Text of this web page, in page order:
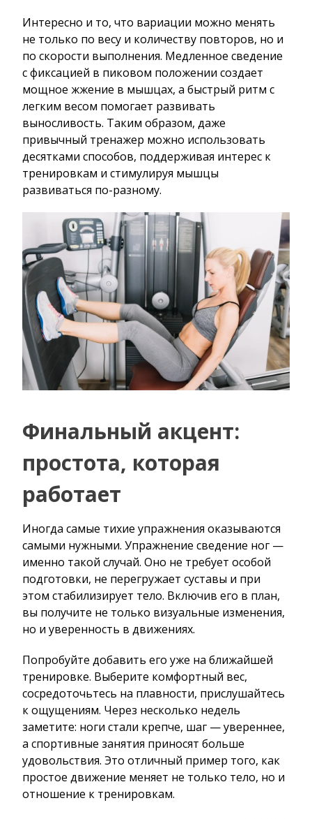
Интересно и то, что вариации можно менять
не только по весу и количеству повторов, но и
по скорости выполнения. Медленное сведение
с фиксацией в пиковом положении создает
мощное жжение в мышцах, а быстрый ритм с
легким весом помогает развивать
выносливость. Таким образом, даже
привычный тренажер можно использовать
десятками способов, поддерживая интерес к
тренировкам и стимулируя мышцы
развиваться по-разному.
Финальный акцент:
простота, которая
работает
Иногда самые тихие упражнения оказываются
самыми нужными. Упражнение сведение ног —
именно такой случай. Оно не требует особой
подготовки, не перегружает суставы и при
этом стабилизирует тело. Включив его в план,
вы получите не только визуальные изменения,
но и уверенность в движениях.
Попробуйте добавить его уже на ближайшей
тренировке. Выберите комфортный вес,
сосредоточьтесь на плавности, прислушайтесь
к ощущениям. Через несколько недель
заметите: ноги стали крепче, шаг — увереннее,
а спортивные занятия приносят больше
удовольствия. Это отличный пример того, как
простое движение меняет не только тело, но и
отношение к тренировкам.